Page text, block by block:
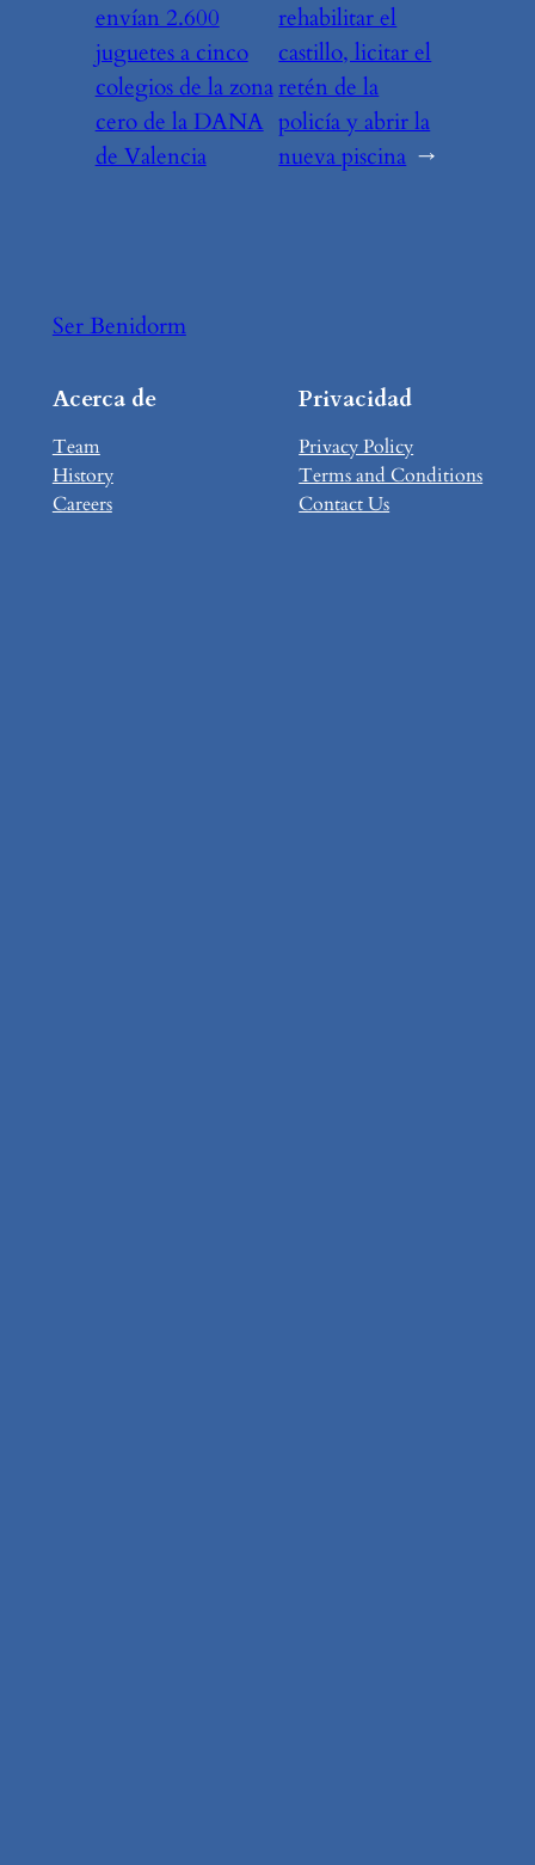
envían 2.600
juguetes a cinco
colegios de la zona
cero de la DANA
de Valencia
rehabilitar el
castillo, licitar el
retén de la
policía y abrir la
nueva piscina →
Ser Benidorm
Acerca de
Team
History
Careers
Privacidad
Privacy Policy
Terms and Conditions
Contact Us